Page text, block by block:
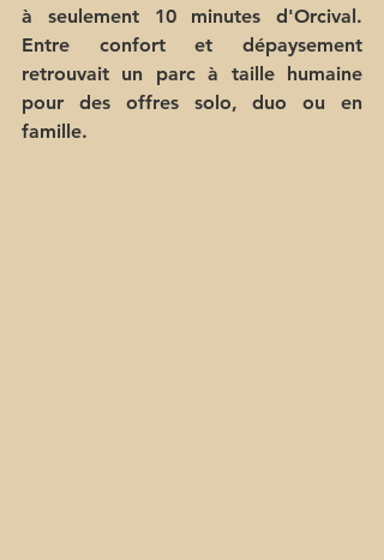
à seulement 10 minutes d'Orcival.
Entre confort et dépaysement
retrouvait un parc à taille humaine
pour des offres solo, duo ou en
famille.